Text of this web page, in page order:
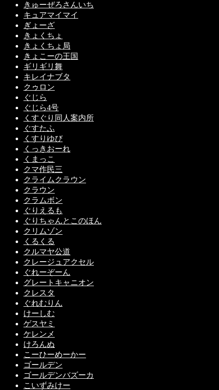
きゅーぜろさんいち
キュアマイマイ
ぎょーざ
きょくちょ
きょくちょ局
きょこーの王国
ギリギリ舞
キレイナブタ
クゥロン
ぐじら
ぐじら4号
くすぐり同人案内所
ぐすたふ
くすりゆび
くっきおーれ
くまっこ
クマ作民三
クライムクラウン
クラウン
クラムボン
ぐりえるも
ぐりちゃんとこのほん
クリムゾン
くるくる
クルマヤ公道
クレージュアクセル
ぐれーぞーん
グレートキャニオン
クレスタ
ぐれむりん
けーしむ
ゲスヤミ
ケレンメ
けろんぬ
こーひーめーかー
ゴールデン
ゴールデンバズーカ
こいずみけー